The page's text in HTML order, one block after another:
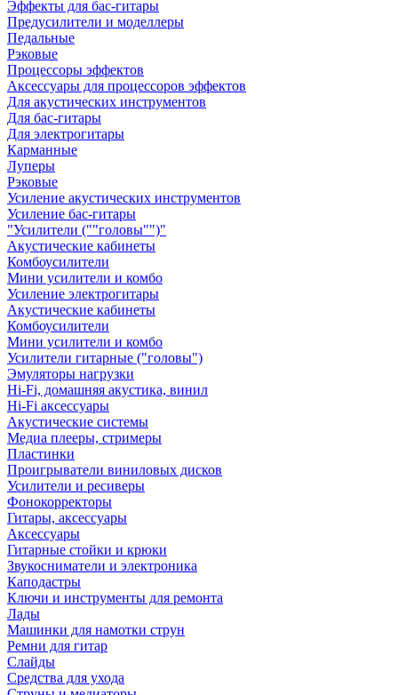
Эффекты для бас-гитары
Предусилители и моделлеры
Педальные
Рэковые
Процессоры эффектов
Аксессуары для процессоров эффектов
Для акустических инструментов
Для бас-гитары
Для электрогитары
Карманные
Луперы
Рэковые
Усиление акустических инструментов
Усиление бас-гитары
"Усилители (""головы"")"
Акустические кабинеты
Комбоусилители
Мини усилители и комбо
Усиление электрогитары
Акустические кабинеты
Комбоусилители
Мини усилители и комбо
Усилители гитарные ("головы")
Эмуляторы нагрузки
Hi-Fi, домашняя акустика, винил
Hi-Fi аксессуары
Акустические системы
Медиа плееры, стримеры
Пластинки
Проигрыватели виниловых дисков
Усилители и ресиверы
Фонокорректоры
Гитары, аксессуары
Аксессуары
Гитарные стойки и крюки
Звукосниматели и электроника
Каподастры
Ключи и инструменты для ремонта
Лады
Машинки для намотки струн
Ремни для гитар
Слайды
Средства для ухода